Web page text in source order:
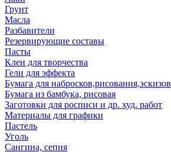
Грунт
Масла
Разбавители
Резервирующие составы
Пасты
Клеи для творчества
Гели для эффекта
Бумага для набросков,рисования,эскизов
Бумага из бамбука, рисовая
Заготовки для росписи и др. худ. работ
Материалы для графики
Пастель
Уголь
Сангина, сепия